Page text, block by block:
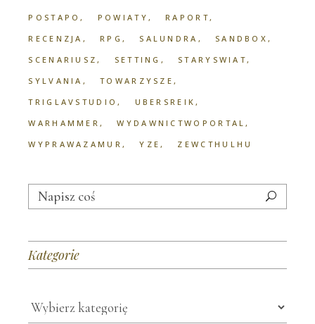
POSTAPO
POWIATY
RAPORT
RECENZJA
RPG SALUNDRA
SANDBOX
SCENARIUSZ
SETTING
STARYSWIAT
SYLVANIA
TOWARZYSZE
TRIGLAVSTUDIO
UBERSREIK
WARHAMMER
WYDAWNICTWOPORTAL
WYPRAWAZAMUR
YZE ZEWCTHULHU
Search
for:
Kategorie